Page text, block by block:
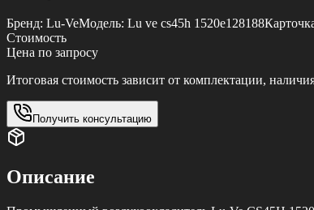
Бренд: Lu-VeМодель: Lu ve cs45h 1520e128188
Стоимость
Цена по запросу
Итоговая стоимость зависит от комплектации,
Получить консультацию
Описание